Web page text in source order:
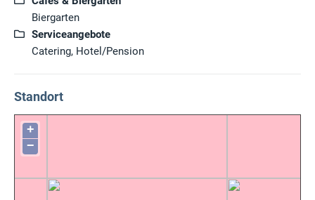
Biergarten
Serviceangebote
Catering, Hotel/Pension
Standort
+
−